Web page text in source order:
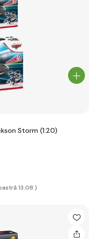
Storm (1:20)
13.08.)